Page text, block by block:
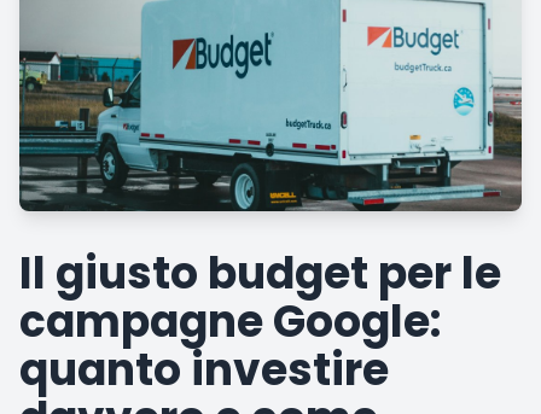
Il giusto budget per le
campagne Google:
quanto investire